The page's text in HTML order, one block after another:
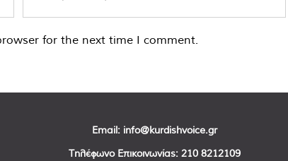
for the next time I comment.
Email: info@kurdishvoice.gr
Τηλέφωνο Επικοινωνίας: 210 8212109